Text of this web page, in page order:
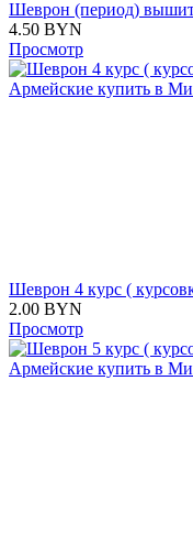
Шеврон (период)
4.50 BYN
Просмотр
Шеврон 4 курс (
2.00 BYN
Просмотр